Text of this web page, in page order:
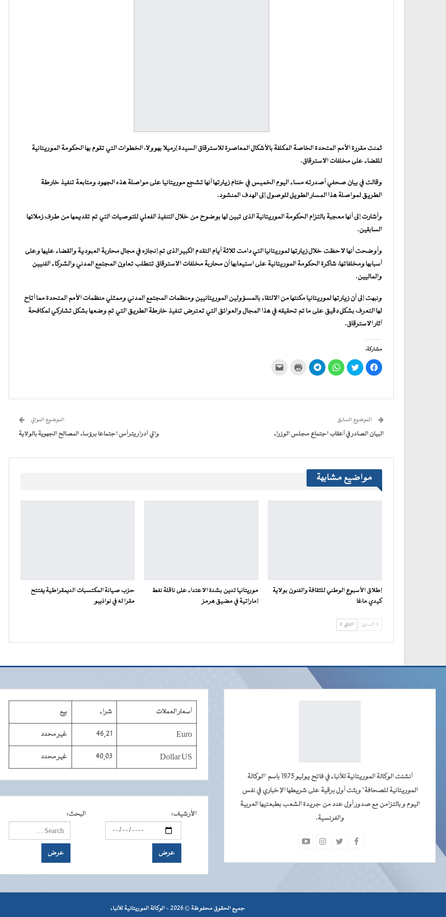
ثمنت مقررة الأمم المتحدة الخاصة المكلفة بالأشكال المعاصرة للاسترقاق السيدة إرميلا بهوولا، الخطوات التي تقوم بها الحكومة الموريتانية
للقضاء على مخلفات الاسترقاق.
وقالت في بيان صحفي أصدرته مساء اليوم الخميس في ختام زيارتها أنها تشجع موريتانيا على مواصلة هذه الجهود ومتابعة تنفيذ خارطة
الطريق لمواصلة هذا المسار الطويل للوصول إلى الهدف المنشود.
وأشارت إلى أنها معجبة بالتزام الحكومة الموريتانية الذى تبين لها بوضوح من خلال التنفيذ الفعلي للتوصيات التي تم تقديمها من طرف زملائها
السابقين.
وأوضحت أنها لاحظت خلال زيارتها لموريتانيا التي دامت ثلاثة أيام التقدم الكبير الذى تم إنجازه في مجال محاربة العبودية والقضاء عليها وعلى
أسبابها ومخلفاتها، شاكرة الحكومة الموريتانية على استيعابها أن محاربة مخلفات الاسترقاق تتطلب تعاون المجتمع المدني والشركاء الفنيين
والماليين.
ونبهت إلى أن زيارتها لموريتانيا مكنتها من الالتقاء بالمسؤولين الموريتانيين ومنظمات المجتمع المدني وممثلي منظمات الأمم المتحدة مما أتاح
لها التعرف بشكل دقيق على ما تم تحقيقه في هذا المجال والعوائق التي تعترض تنفيذ خارطة الطريق التي تم وضعها بشكل تشاركي لمكافحة
آثار الاسترقاق.
مشاركة:
انقر
للمشاركة
على
اضغط
للمشاركة
على
انقر
للمشاركة
على
انقر
للمشاركة
اضغط
للطباعة
جديدة)
الموضوع السابق
البيان الصادر في أعقاب اجتماع مجلس الوزراء
الموضوع الموالي
والي آدرار يترأس اجتماعا برؤساء المصالح الجهوية بالولاية
مواضيع مشابهة
إطلاق الأسبوع الوطني للثقافة والفنون بولاية
كيدي ماغا
موريتانيا تدين بشدة الاعتداء على ناقلة نفط
إماراتية في مضيق هرمز
حزب صيانة المكتسبات الديمقراطية يفتتح
مقرا له في نواذيبو
السابق التالي
أنشئت الوكالة الموريتانية للأنباء في فاتح يوليو 1975 باسم "الوكالة
الموريتانية للصحافة" وبثت أول برقية على شريطها الإخباري في نفس
اليوم و بالتزامن مع صدور أول عدد من جريدة الشعب بطبعتيها العربية
والفرنسية.
أسعار العملات شراء بيع
Euro
46,21 غير محدد
Dollar US
40,03 غير محدد
الأرشيف: البحث:
جميع الحقوق محفوظة © 2026 - الوكالة الموريتانية للأنباء